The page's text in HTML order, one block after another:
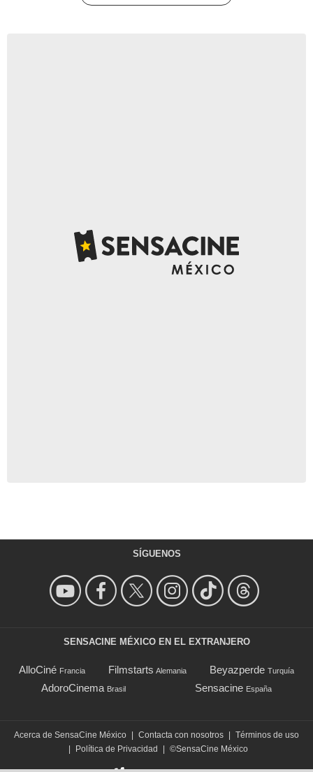
SÍGUENOS
SENSACINE MÉXICO EN EL EXTRANJERO
AlloCiné Francia Filmstarts Alemania Beyazperde Turquía
AdoroCinema Brasil Sensacine España
Acerca de SensaCine México | Contacta con nosotros | Términos de uso
|
Política de Privacidad | ©SensaCine México